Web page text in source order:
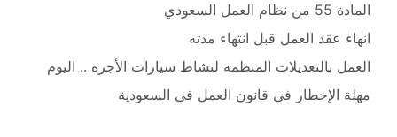
المادة 55 من نظام العمل السعودي
انهاء عقد العمل قبل انتهاء مدته
العمل بالتعديلات المنظمة لنشاط سيارات الأجرة .. اليوم
مهلة الإخطار في قانون العمل في السعودية